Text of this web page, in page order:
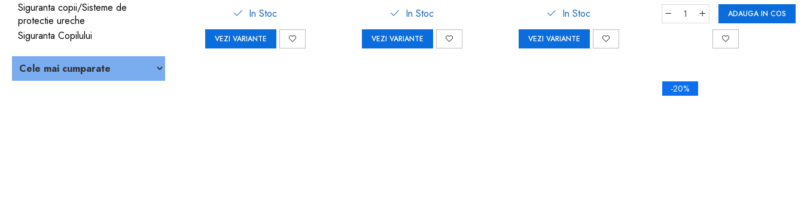
Siguranta copii/Sisteme de
protectie ureche
Siguranta Copilului
In Stoc
VEZI VARIANTE
In Stoc
VEZI VARIANTE
In Stoc
VEZI VARIANTE
ADAUGA IN COS
-20%